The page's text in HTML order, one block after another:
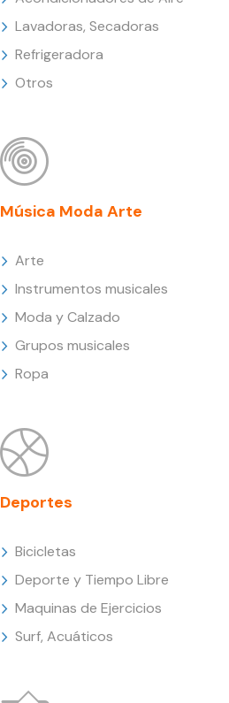
Lavadoras, Secadoras
Refrigeradora
Otros
Música Moda Arte
Arte
Instrumentos musicales
Moda y Calzado
Grupos musicales
Ropa
Deportes
Bicicletas
Deporte y Tiempo Libre
Maquinas de Ejercicios
Surf, Acuáticos